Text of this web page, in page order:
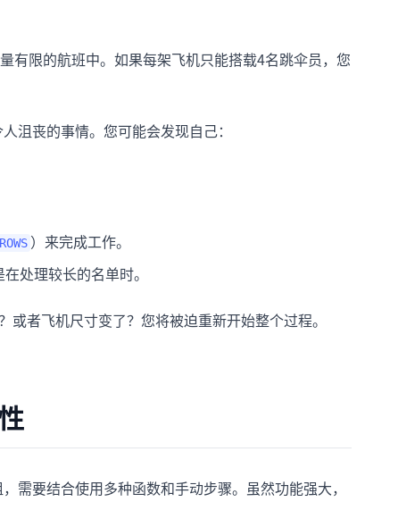
有限的航班中。如果每架飞机只能搭载4名跳伞员，您
沮丧的事情。您可能会发现自己：
）来完成工作。
处理较长的名单时。
者飞机尺寸变了？您将被迫重新开始整个过程。
需要结合使用多种函数和手动步骤。虽然功能强大，